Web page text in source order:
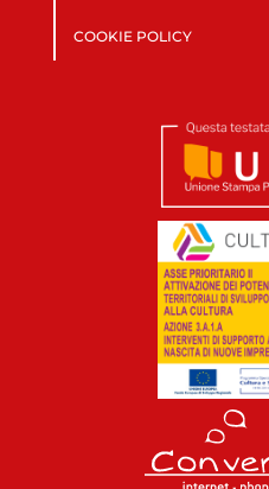
COOKIE POLICY